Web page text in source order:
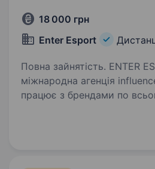
18 000 грн
Enter Esport
Повна зайнятість. ENTER ESPORT —
міжнародна агенція
працює з брендами по
цифрові платформи. Ми